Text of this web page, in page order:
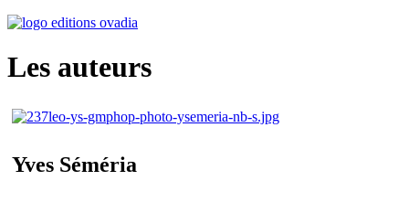
Les auteurs
Yves Séméria